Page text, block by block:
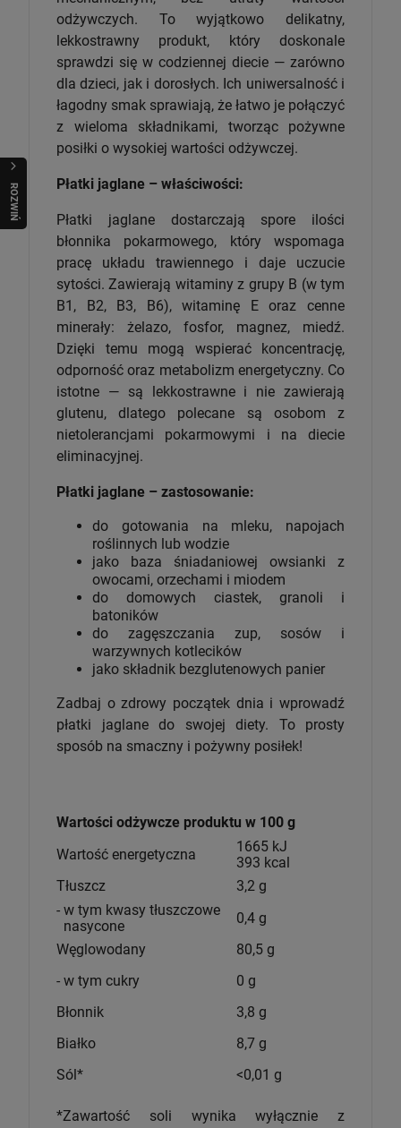
R
O
Z
W
I
Ń
O
B
I
odżywczych. To wyjątkowo delikatny,
lekkostrawny produkt, który doskonale
sprawdzi się w codziennej diecie — zarówno
dla dzieci, jak i dorosłych. Ich uniwersalność i
łagodny smak sprawiają, że łatwo je połączyć
z wieloma składnikami, tworząc pożywne
posiłki o wysokiej wartości odżywczej.
Płatki jaglane – właściwości:
Płatki jaglane dostarczają spore ilości
błonnika pokarmowego, który wspomaga
pracę układu trawiennego i daje uczucie
sytości. Zawierają witaminy z grupy B (w tym
B1, B2, B3, B6), witaminę E oraz cenne
minerały: żelazo, fosfor, magnez, miedź.
Dzięki temu mogą wspierać koncentrację,
odporność oraz metabolizm energetyczny. Co
istotne — są lekkostrawne i nie zawierają
glutenu, dlatego polecane są osobom z
nietolerancjami pokarmowymi i na diecie
eliminacyjnej.
Płatki jaglane – zastosowanie:
do gotowania na mleku, napojach
roślinnych lub wodzie
jako baza śniadaniowej owsianki z
owocami, orzechami i miodem
do domowych ciastek, granoli i
batoników
do zagęszczania zup, sosów i
warzywnych kotlecików
jako składnik bezglutenowych panier
Zadbaj o zdrowy początek dnia i wprowadź
płatki jaglane do swojej diety. To prosty
sposób na smaczny i pożywny posiłek!
Wartości odżywcze produktu w 100 g
Wartość energetyczna
1665 kJ
393 kcal
Tłuszcz
3,2 g
- w tym kwasy tłuszczowe
nasycone
0,4 g
Węglowodany
80,5 g
- w tym cukry
0 g
Błonnik
3,8 g
Białko
8,7 g
Sól*
<0,01 g
*Zawartość soli wynika wyłącznie z